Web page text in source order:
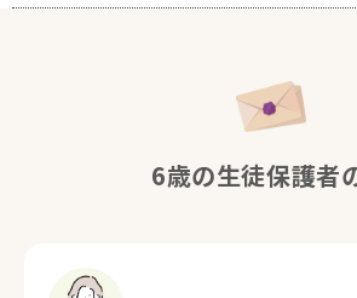
6歳の生徒保護者